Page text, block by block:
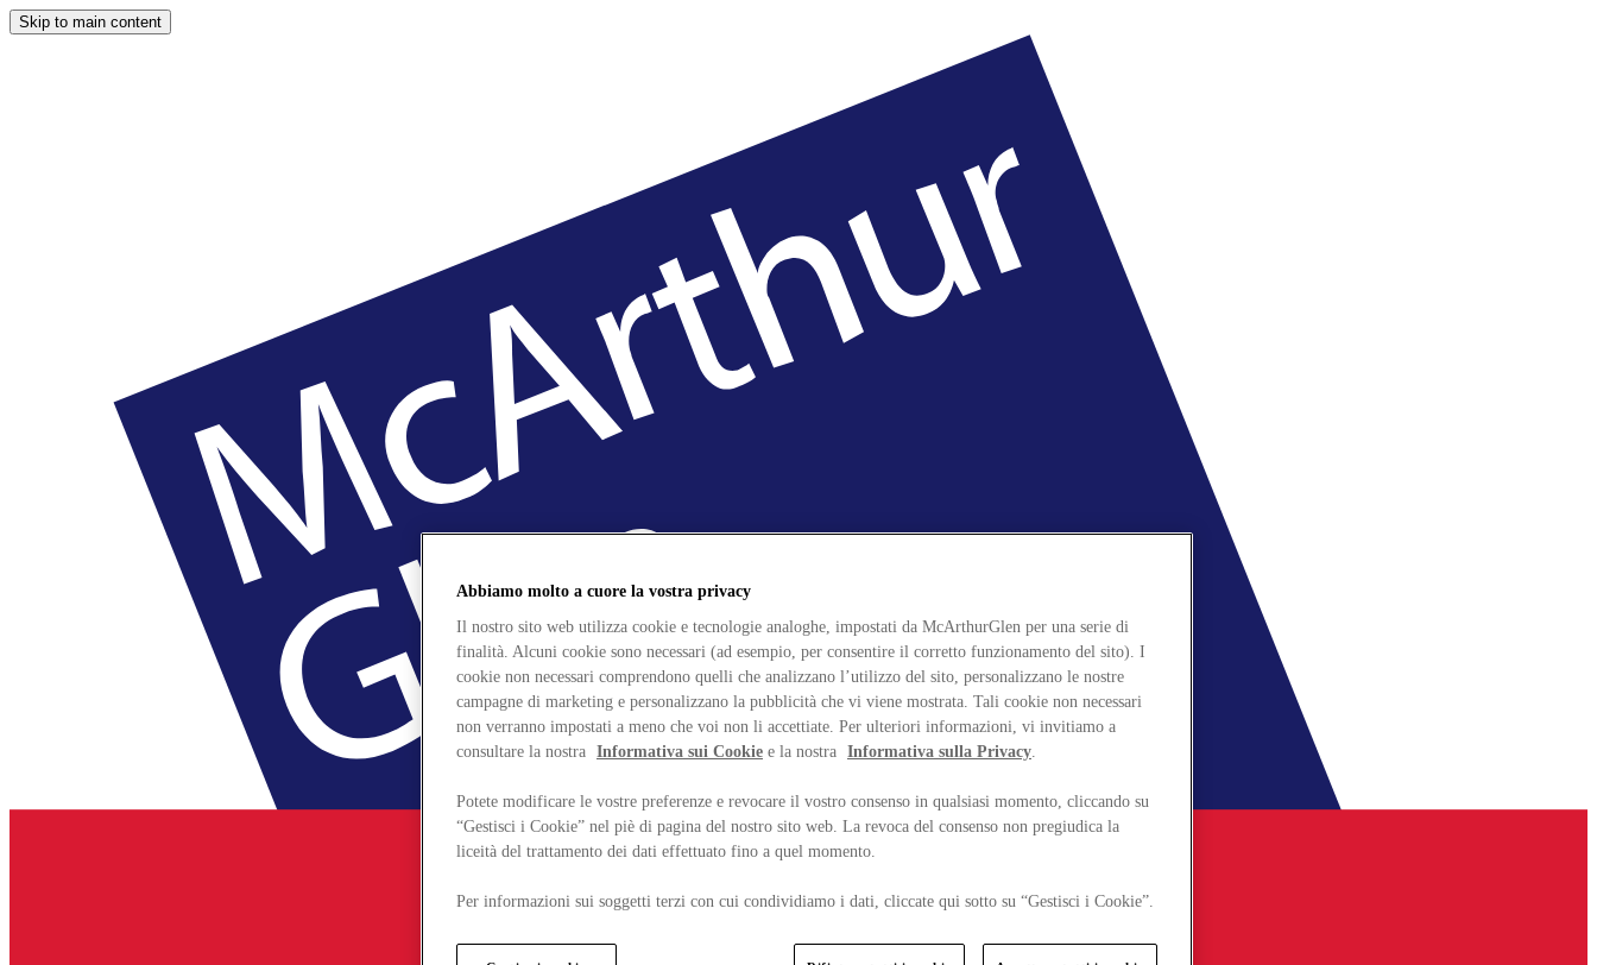
Skip to main content
Abbiamo molto a cuore la vostra privacy
Il nostro sito web utilizza cookie e tecnologie analoghe, impostati da McArthurGlen per una serie di
finalità. Alcuni cookie sono necessari (ad esempio, per consentire il corretto funzionamento del sito). I
cookie non necessari comprendono quelli che analizzano l’utilizzo del sito, personalizzano le nostre
campagne di marketing e personalizzano la pubblicità che vi viene mostrata. Tali cookie non necessari
non verranno impostati a meno che voi non li accettiate. Per ulteriori informazioni, vi invitiamo a
consultare la nostra Informativa sui Cookie e la nostra Informativa sulla Privacy.
Potete modificare le vostre preferenze e revocare il vostro consenso in qualsiasi momento, cliccando su
“Gestisci i Cookie” nel piè di pagina del nostro sito web. La revoca del consenso non pregiudica la
liceità del trattamento dei dati effettuato fino a quel momento.
Per informazioni sui soggetti terzi con cui condividiamo i dati, cliccate qui sotto su “Gestisci i Cookie”.